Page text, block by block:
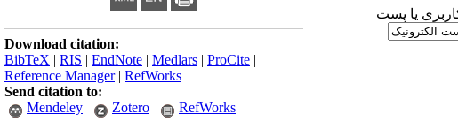
Download citation:
BibTeX | RIS | EndNote | Medlars | ProCite |
Reference Manager| RefWorks
Send citation to:
Mendeley
Zotero RefWorks
یا پست